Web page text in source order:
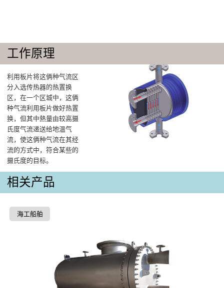
工作原理
利用板片将这俩种气流区
分入选传热器的热置换
区，在一个区城中，这俩
种气流利用板片做好热置
换，但其中熱量由较高摄
氏度气流递送给地温气
流，使这俩种气流在其经
流的方式中，符合某些的
摄氏度的目标。
相关产品
海工船舶